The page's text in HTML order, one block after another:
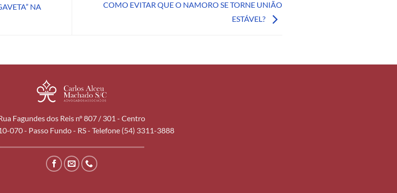
NA
COMO EVITAR QUE O NAMORO SE TORNE UNIÃO
ESTÁVEL?
Fagundes dos Reis nº 807 / 301 - Centro
070 - Passo Fundo - RS - Telefone (54) 3311-3888